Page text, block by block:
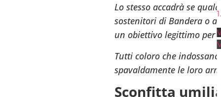
Lo stesso accadrà se
sostenitori di Bandera o
un obiettivo legittimo per
Tutti coloro che
spavaldamente le loro
Sconfitta